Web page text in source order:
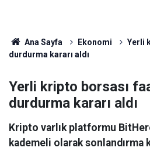
Ana Sayfa Ekonomi
Yerli
durdurma kararı aldı
Yerli kripto borsası
durdurma kararı aldı
Kripto varlık platformu
kademeli olarak sonlandırma